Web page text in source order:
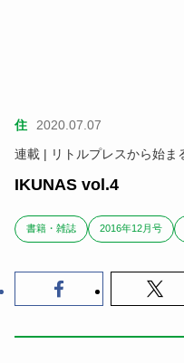
住
2020.07.07
連載 | リトルプレスから始ま
IKUNAS vol.4
書籍・雑誌 2016年12月号